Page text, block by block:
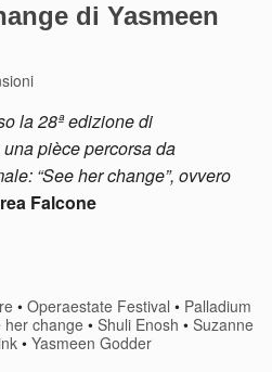
di Yasmeen
la 28ª edizione di
pièce percorsa da
“See her change”, ovvero
Falcone
•Operaestate Festival • Palladium
her change • Shuli Enosh • Suzanne
• Yasmeen Godder